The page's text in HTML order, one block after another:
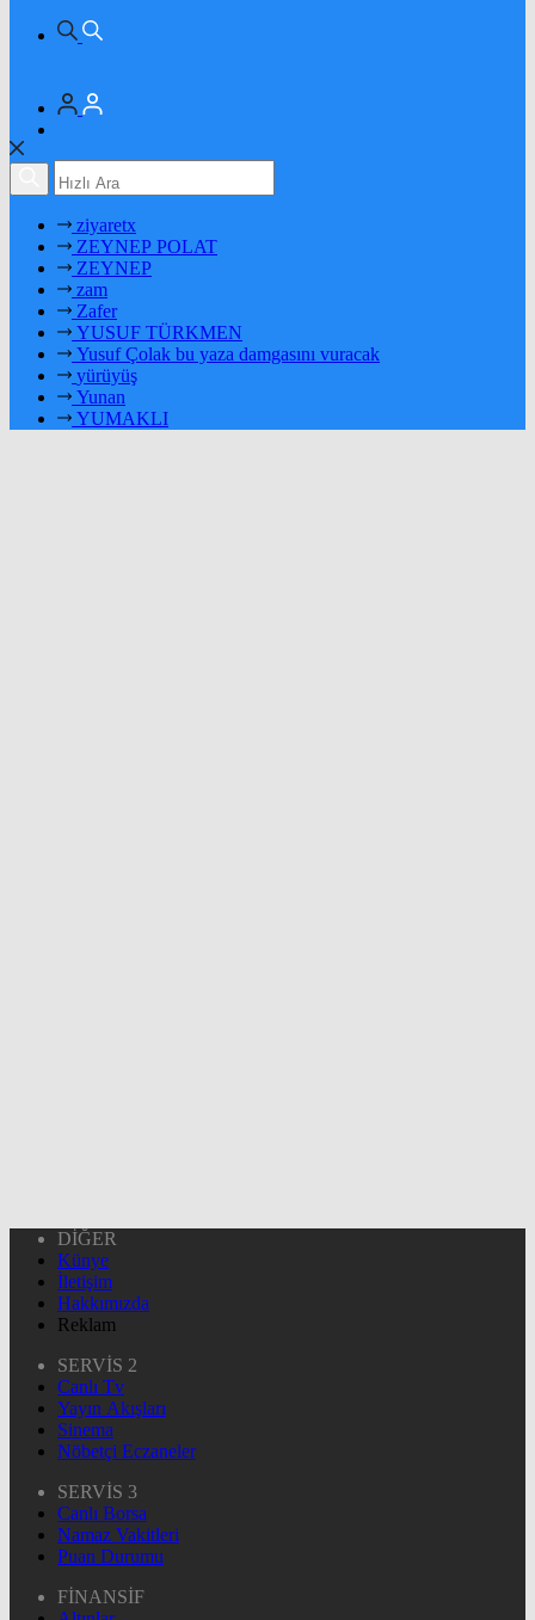
ziyaretx
ZEYNEP POLAT
ZEYNEP
zam
Zafer
YUSUF TÜRKMEN
Yusuf Çolak bu yaza damgasını vuracak
yürüyüş
Yunan
YUMAKLI
DİĞER
Künye
İletişim
Hakkımızda
Reklam
SERVİS 2
Canlı Tv
Yayın Akışları
Sinema
Nöbetçi Eczaneler
SERVİS 3
Canlı Borsa
Namaz Vakitleri
Puan Durumu
FİNANSİF